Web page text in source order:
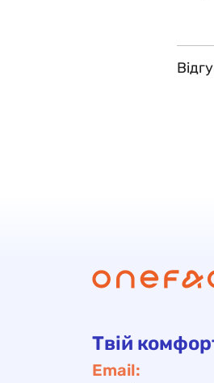
Твій
Email: